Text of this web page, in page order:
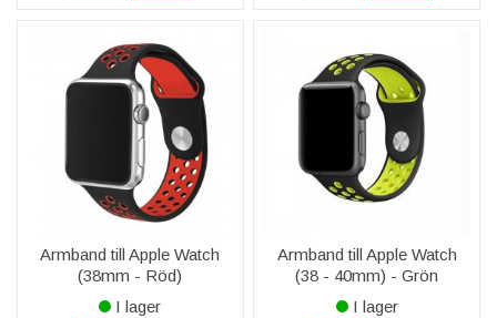
Armband till Apple Watch
(38mm - Röd)
I lager
Armband till Apple Watch
(38 - 40mm) - Grön
I lager